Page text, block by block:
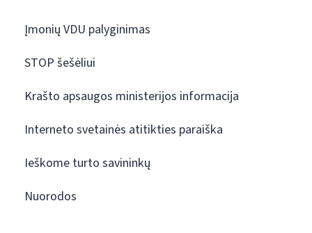
Įmonių VDU palyginimas
STOP šešėliui
Krašto apsaugos ministerijos informacija
Interneto svetainės atitikties paraiška
Ieškome turto savininkų
Nuorodos